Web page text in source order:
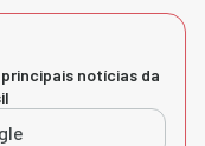
notícias da